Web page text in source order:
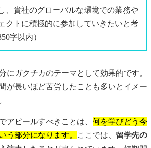
、貴社のグローバルな環境での業務や
クトに積極的に参加していきたいと考
字以内）
にガクチカのテーマとして効果的です。
が長いほど苦労したことも多いとイメー
アピールすべきことは、 何を学びどう今
う部分になります。
ここでは、 留学先の